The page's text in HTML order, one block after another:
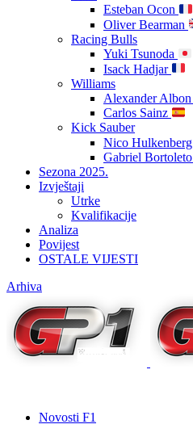
Esteban Ocon
Oliver Bearman
Racing Bulls
Yuki Tsunoda
Isack Hadjar
Williams
Alexander Albon
Carlos Sainz
Kick Sauber
Nico Hulkenberg
Gabriel Bortoleto
Sezona 2025.
Izvještaji
Utrke
Kvalifikacije
Analiza
Povijest
OSTALE VIJESTI
Arhiva
Novosti F1